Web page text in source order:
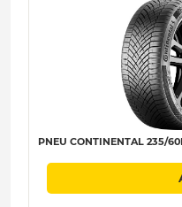
PNEU CONTINENTAL 235/